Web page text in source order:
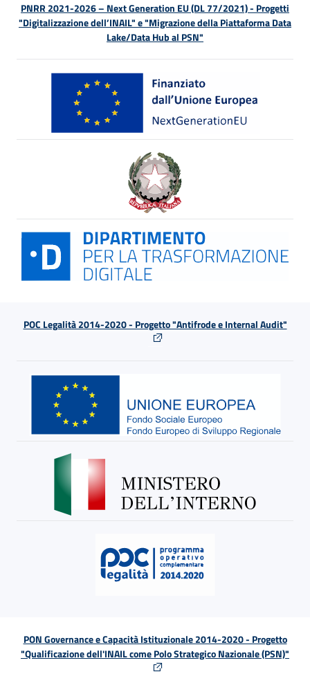
PNRR 2021-2026 – Next Generation EU (DL 77/2021) - Progetti
"Digitalizzazione dell’INAIL" e "Migrazione della Piattaforma Data
Lake/Data Hub al PSN"
POC Legalità 2014-2020 - Progetto "Antifrode e Internal Audit"
PON Governance e Capacità Istituzionale 2014-2020 - Progetto
"Qualificazione dell'INAIL come Polo Strategico Nazionale (PSN)"